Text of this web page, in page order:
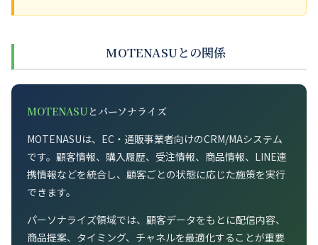
MOTENASUとの関係
MOTENASUとパーソナライズ
MOTENASUは、EC・通販事業者向けのCRM/MAシステム
です。顧客情報、購入履歴、受注情報、商品情報、LINE連
携情報などを統合し、顧客ごとの状態に応じた施策を実行
できます。
パーソナライズ領域では、顧客データをもとに配信内容、
商品提案、タイミング、チャネルを最適化することが重要